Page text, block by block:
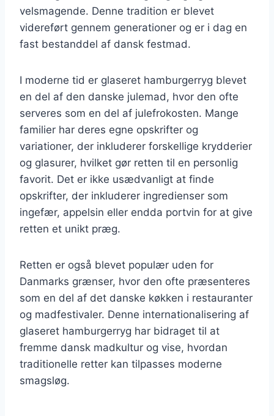
velsmagende. Denne tradition er blevet
videreført gennem generationer og er i dag en
fast bestanddel af dansk festmad.
I moderne tid er glaseret hamburgerryg blevet
en del af den danske julemad, hvor den ofte
serveres som en del af julefrokosten. Mange
familier har deres egne opskrifter og
variationer, der inkluderer forskellige krydderier
og glasurer, hvilket gør retten til en personlig
favorit. Det er ikke usædvanligt at finde
opskrifter, der inkluderer ingredienser som
ingefær, appelsin eller endda portvin for at give
retten et unikt præg.
Retten er også blevet populær uden for
Danmarks grænser, hvor den ofte præsenteres
som en del af det danske køkken i restauranter
og madfestivaler. Denne internationalisering af
glaseret hamburgerryg har bidraget til at
fremme dansk madkultur og vise, hvordan
traditionelle retter kan tilpasses moderne
smagsløg.